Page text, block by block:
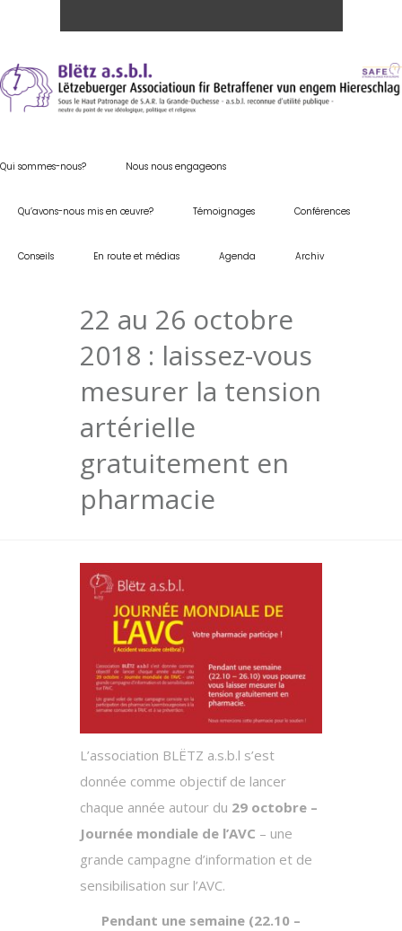
Qui sommes-nous? Nous nous engageons
Qu’avons-nous mis en œuvre? Témoignages Conférences
Conseils En route et médias Agenda Archiv
22 au 26 octobre
2018 : laissez-vous
mesurer la tension
artérielle
gratuitement en
pharmacie
L’association BLËTZ a.s.b.l s’est
donnée comme objectif de lancer
chaque année autour du 29 octobre –
Journée mondiale de l’AVC – une
grande campagne d’information et de
sensibilisation sur l’AVC.
Pendant une semaine (22.10 –